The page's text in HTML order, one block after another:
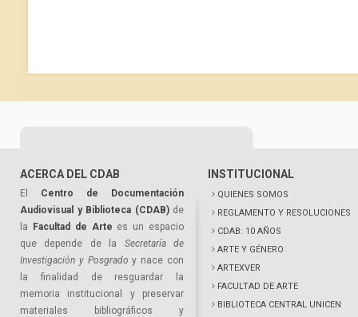
ACERCA DEL CDAB
El Centro de Documentación
Audiovisual y Biblioteca (CDAB)de
la
Facultad de Arte es un espacio
que depende de la Secretaría de
Investigación y Posgrado y nace con
la finalidad de resguardar la
memoria institucional y preservar
materiales bibliográficos y
INSTITUCIONAL
QUIENES SOMOS
REGLAMENTO Y RESOLUCIONES
CDAB: 10 AÑOS
ARTE Y GÉNERO
ARTEXVER
FACULTAD DE ARTE
BIBLIOTECA CENTRAL UNICEN